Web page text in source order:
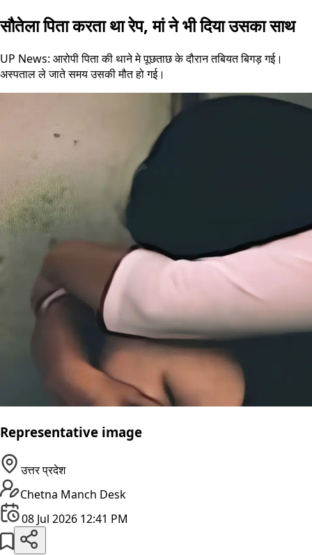
सौतेला पिता करता था रेप, मां ने भी दिया उसका साथ
UP News: आरोपी पिता की थाने मे पूछताछ के दौरान तबियत बिगड़ गई।
अस्पताल ले जाते समय उसकी मौत हो गई।
Representative image
उत्तर प्रदेश
Chetna Manch Desk
08 Jul 2026 12:41 PM